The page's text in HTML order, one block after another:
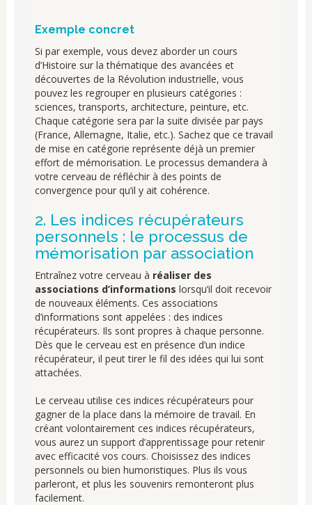
Exemple concret
Si par exemple, vous devez aborder un cours
d’Histoire sur la thématique des avancées et
découvertes de la Révolution industrielle, vous
pouvez les regrouper en plusieurs catégories :
sciences, transports, architecture, peinture, etc.
Chaque catégorie sera par la suite divisée par pays
(France, Allemagne, Italie, etc.). Sachez que ce travail
de mise en catégorie représente déjà un premier
effort de mémorisation. Le processus demandera à
votre cerveau de réfléchir à des points de
convergence pour qu’il y ait cohérence.
2. Les indices récupérateurs
personnels : le processus de
mémorisation par association
Entraînez votre cerveau à réaliser des
associations d’informations lorsqu’il doit recevoir
de nouveaux éléments. Ces associations
d’informations sont appelées : des indices
récupérateurs. Ils sont propres à chaque personne.
Dès que le cerveau est en présence d’un indice
récupérateur, il peut tirer le fil des idées qui lui sont
attachées.
Le cerveau utilise ces indices récupérateurs pour
gagner de la place dans la mémoire de travail. En
créant volontairement ces indices récupérateurs,
vous aurez un support d’apprentissage pour retenir
avec efficacité vos cours. Choisissez des indices
personnels ou bien humoristiques. Plus ils vous
parleront, et plus les souvenirs remonteront plus
facilement.